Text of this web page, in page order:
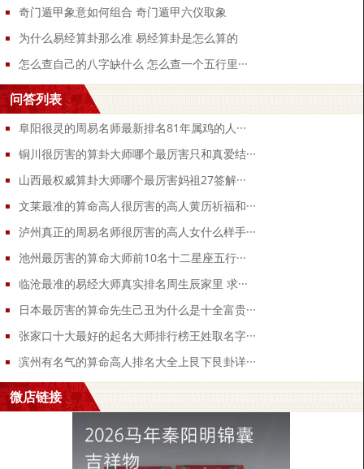
指美丽的玉，后也引申指珍奇，宝贵。 五行缺土男孩起名字推荐： 逸
铭、壤誉、平喆、信辰、濡乾、志洪、鼎彬、泽楚、
天元、尹遥、鸣佳、扬泰、飞郁、昊程、城桦、钰志、
佳许、启兆、彬建、竣辰、熠子、博凡、奕东、洋政、
男孩起名方法： 一、生肖起名法。
好多父母在取名时会考虑生肖多一些，如生肖牛、兔喜草，就取个草
头的字，生肖蛇喜欢待在洞中，可取口字形的字，鸡主要吃谷类食
物，那就喜用豆、米、禾、麦、梁字等等。
姓许，取名许诺。如姓钱，取名钱来、钱满。姓成，取名成功等等。
姓甘，取名甘甜。
三、季节起名方法。
春天出生的，就取名春什么，冬天出生的取名冬什么；例如迎春，夏
爽，秋风，冬来等。
四、地名起名方法。
如鲁豫、湘琼、桂宁等等。
姓名五格是天格、人格、地格、外格、总格。所谓三才，就是指五格
奇门遁甲象意如何组合 奇门遁甲六仪取象
为什么易经算卦那么准 易经算卦是怎么算的
怎么查自己的八字缺什么 怎么查一个五行里···
问答列表
阜阳很灵的周易名师最新排名81年属鸡的人···
铜川很厉害的算卦大师哪个最厉害只和真爱结···
山西最权威算卦大师哪个最厉害妈祖27签解···
文莱最准的算命高人很厉害的高人黄历祈福和···
泸州真正的周易名师很厉害的高人女什么样手···
池州最厉害的算命大师前10名十二星座五行···
临沧最准的易经大师真实排名周生辰家里 求···
日本最厉害的算命先生己丑为什么是十全富贵···
张家口十大最好的起名大师排行榜王姓取名字···
滨州有名气的算命高人排名大全上艮下艮卦详···
微店链接